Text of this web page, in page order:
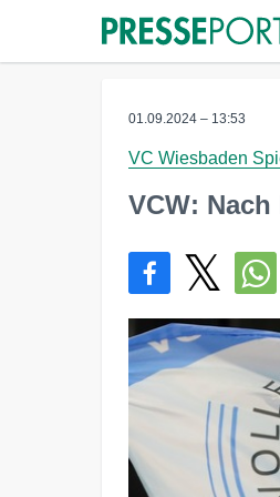
01.09.2024 – 13:53
VC Wiesbaden
VCW: